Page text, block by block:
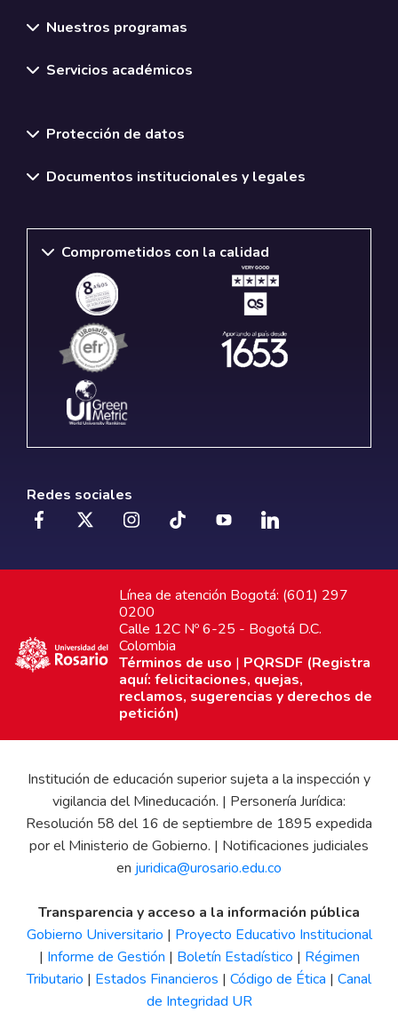
Nuestros programas
Servicios académicos
Protección de datos
Documentos institucionales y legales
Comprometidos con la calidad
Redes sociales
Línea de atención Bogotá: (601) 297
0200
Calle 12C Nº 6-25 - Bogotá D.C.
Colombia
Términos de uso | PQRSDF (Registra
aquí: felicitaciones, quejas,
reclamos, sugerencias y derechos de
petición)
Institución de educación superior sujeta a la inspección y
vigilancia del Mineducación. | Personería Jurídica:
Resolución 58 del 16 de septiembre de 1895 expedida
por el Ministerio de Gobierno. | Notificaciones judiciales
en juridica@urosario.edu.co
Transparencia y acceso a la información pública
Gobierno Universitario | Proyecto Educativo Institucional
| Informe de Gestión | Boletín Estadístico | Régimen
Tributario | Estados Financieros | Código de Ética | Canal
de Integridad UR